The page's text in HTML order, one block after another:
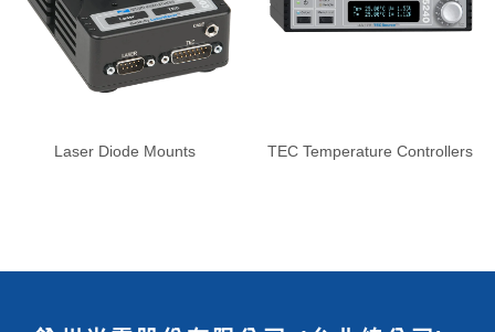
Laser Diode Mounts TEC Temperature Controllers